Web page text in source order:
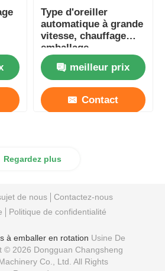
Type d'oreiller
automatique à grande
vitesse, chauffage
emballage
rétrécissable
meilleur prix
Contact
Regardez plus
de nous
Contactez-nous
Politique de confidentialité
à emballer en rotation Usine De
© 2026 Dongguan Changsheng
Co., Ltd. All Rights